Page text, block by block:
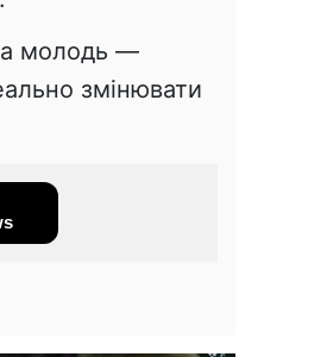
а молодь —
змінювати